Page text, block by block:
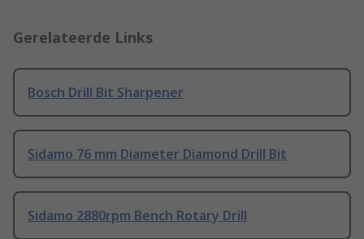
Gerelateerde Links
Bosch Drill Bit Sharpener
Sidamo 76 mm Diameter Diamond Drill Bit
Sidamo 2880rpm Bench Rotary Drill